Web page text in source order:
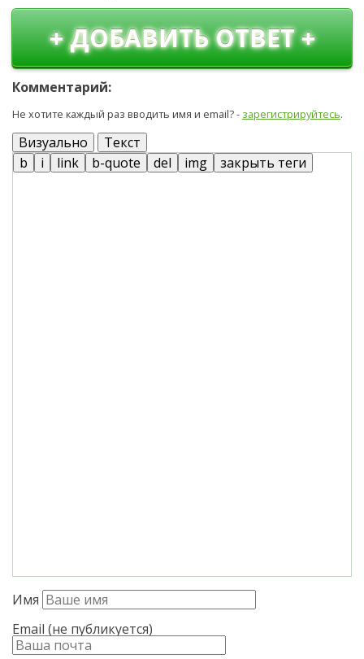
+ ДОБАВИТЬ ОТВЕТ +
Комментарий:
Не хотите каждый раз вводить имя и email? - зарегистрируйтесь.
Визуально Текст
Имя
Email (не публикуется)